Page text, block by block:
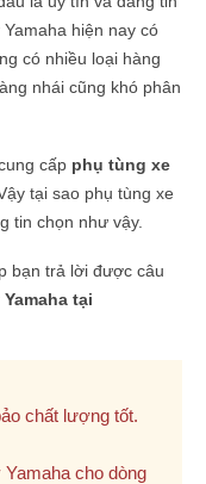
hiện nay có
có nhiều loại hàng
nhái cũng khó phân
cấp phụ tùng xe
tại sao phụ tùng xe
tin chọn như vậy.
bạn trả lời được câu
tại
chất lượng tốt.
cho dòng